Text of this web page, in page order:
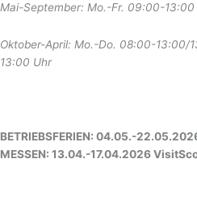
Mai-September: Mo.-Fr. 09:00-13:00
Oktober-April: Mo.-Do. 08:00-13:00/
13:00 Uhr
BETRIEBSFERIEN: 04.05.-
MESSEN: 13.04.-17.04.2026